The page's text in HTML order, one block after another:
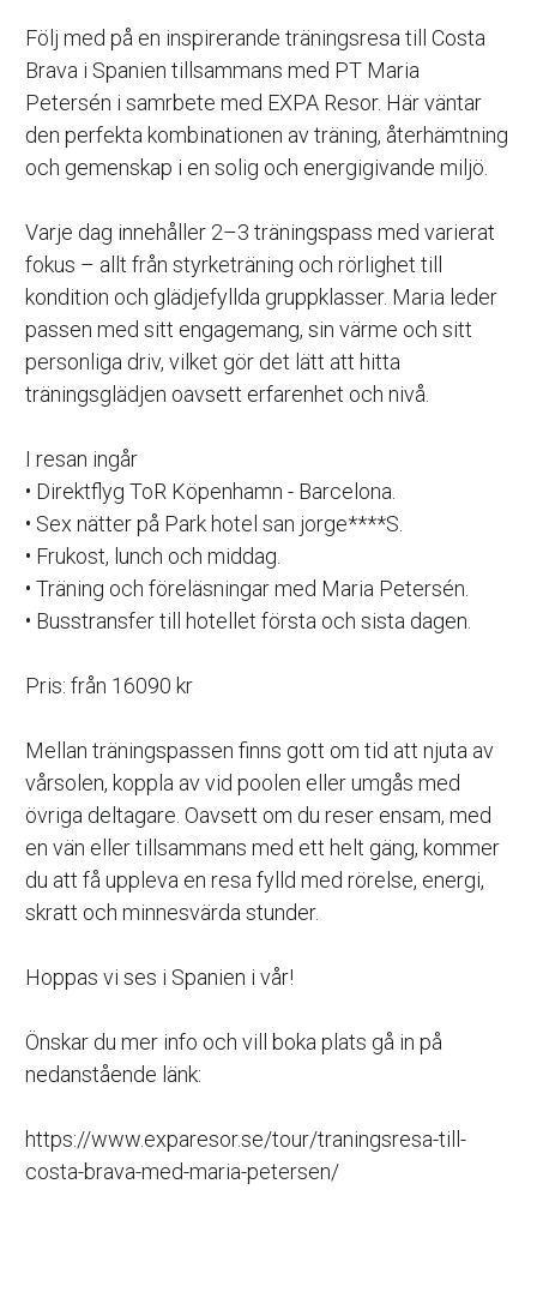
Följ med på en inspirerande träningsresa till Costa
Brava i Spanien tillsammans med PT Maria
Petersén i samrbete med EXPA Resor. Här väntar
den perfekta kombinationen av träning, återhämtning
och gemenskap i en solig och energigivande miljö.
Varje dag innehåller 2–3 träningspass med varierat
fokus – allt från styrketräning och rörlighet till
kondition och glädjefyllda gruppklasser. Maria leder
passen med sitt engagemang, sin värme och sitt
personliga driv, vilket gör det lätt att hitta
träningsglädjen oavsett erfarenhet och nivå.
I resan ingår
• Direktflyg ToR Köpenhamn - Barcelona.
• Sex nätter på Park hotel san jorge****S.
• Frukost, lunch och middag.
• Träning och föreläsningar med Maria Petersén.
• Busstransfer till hotellet första och sista dagen.
Pris: från 16090 kr
Mellan träningspassen finns gott om tid att njuta av
vårsolen, koppla av vid poolen eller umgås med
övriga deltagare. Oavsett om du reser ensam, med
en vän eller tillsammans med ett helt gäng, kommer
du att få uppleva en resa fylld med rörelse, energi,
skratt och minnesvärda stunder.
Hoppas vi ses i Spanien i vår!
Önskar du mer info och vill boka plats gå in på
nedanstående länk:
https://www.exparesor.se/tour/traningsresa-till-
costa-brava-med-maria-petersen/